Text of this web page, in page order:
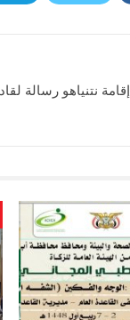
نتنياهو رسالة